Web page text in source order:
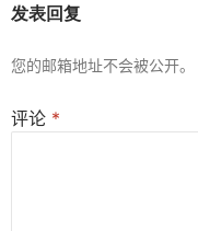
发表回复
您的邮箱地址不会被公开。
评论 *